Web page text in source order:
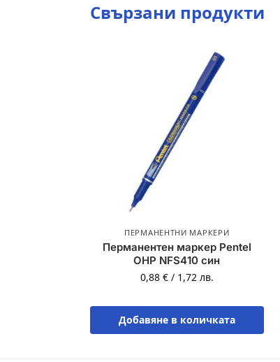
Свързани продукти
ПЕРМАНЕНТНИ МАРКЕРИ
Перманентен маркер Pentel
OHP NFS410 син
0,88 € / 1,72 лв.
Добавяне в количката